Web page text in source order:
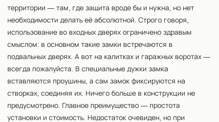
территории — там, где защита вроде бы и нужна, но нет
необходимости делать её абсолютной. Строго говоря,
использование во входных дверях ограничено здравым
смыслом: в основном такие замки встречаются в
подвальных дверях. А вот на калитках и гаражных воротах —
всегда пожалуйста. В специальные дужки замка
вставляются проушины, а сам замок фиксируются на
створках, соединяя их. Ничего больше в конструкции не
предусмотрено. Главное преимущество — простота
установки и стоимость. Недостаток очевиден, но при